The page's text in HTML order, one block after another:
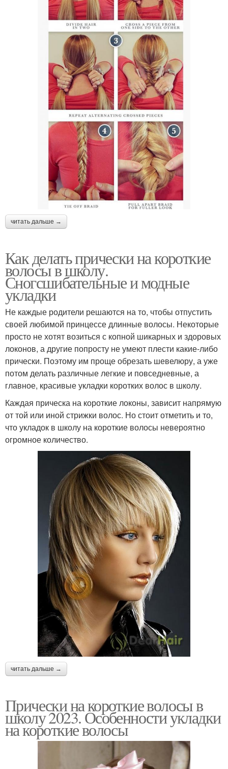
читать дальше →
Как делать прически на короткие
волосы в школу.
Сногсшибательные и модные
укладки
Не каждые родители решаются на то, чтобы отпустить
своей любимой принцессе длинные волосы. Некоторые
просто не хотят возиться с копной шикарных и здоровых
локонов, а другие попросту не умеют плести какие-либо
прически. Поэтому им проще обрезать шевелюру, а уже
потом делать различные легкие и повседневные, а
главное, красивые укладки коротких волос в школу.
Каждая прическа на короткие локоны, зависит напрямую
от той или иной стрижки волос. Но стоит отметить и то,
что укладок в школу на короткие волосы невероятно
огромное количество.
читать дальше →
Прически на короткие волосы в
школу 2023. Особенности укладки
на короткие волосы